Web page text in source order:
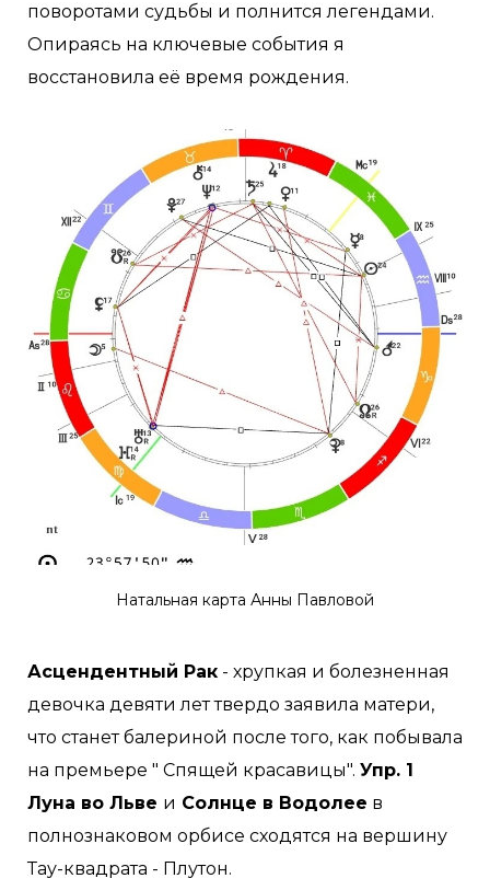
поворотами судьбы и полнится легендами.
Опираясь на ключевые события я
восстановила её время рождения.
Натальная карта Анны Павловой
Асцендентный Рак - хрупкая и болезненная
девочка девяти лет твердо заявила матери,
что станет балериной после того, как побывала
на премьере " Спящей красавицы". Упр. 1
Луна во Льве и Солнце в Водолее в
полнознаковом орбисе сходятся на вершину
Тау-квадрата - Плутон.